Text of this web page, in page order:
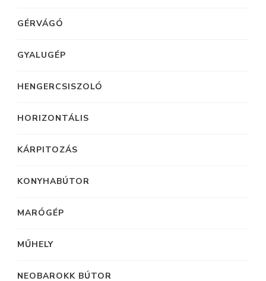
GÉRVÁGÓ
GYALUGÉP
HENGERCSISZOLÓ
HORIZONTÁLIS
KÁRPITOZÁS
KONYHABÚTOR
MARÓGÉP
MŰHELY
NEOBAROKK BÚTOR